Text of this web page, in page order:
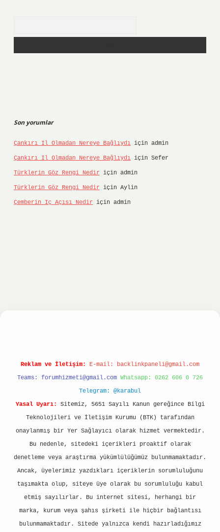
Son yorumlar
Çankırı Il Olmadan Nereye Bağlıydı için admin
Çankırı Il Olmadan Nereye Bağlıydı için Sefer
Türklerin Göz Rengi Nedir için admin
Türklerin Göz Rengi Nedir için Aylin
Çemberin Iç Açısı Nedir için admin
Reklam ve İletişim: E-mail: backlinkpaneli@gmail.com
Teams: forumhizmeti@gmail.com Whatsapp: 0262 606 0 726
Telegram: @karabul
Yasal Uyarı:
Sitemiz, 5651 Sayılı Kanun gereğince Bilgi
Teknolojileri ve İletişim Kurumu (BTK) tarafından
onaylanmış bir Yer Sağlayıcı olarak hizmet vermektedir.
Bu nedenle, sitedeki içerikleri proaktif olarak
denetleme veya araştırma yükümlülüğümüz bulunmamaktadır.
Ancak, üyelerimiz yazdıkları içeriklerin sorumluluğunu
taşımakta olup, siteye üye olarak bu sorumluluğu kabul
etmiş sayılırlar. Bu internet sitesi, herhangi bir
marka, kurum veya şahıs şirketi ile hiçbir bağlantısı
bulunmamaktadır. Sitede yalnızca kendi hazırladığımız